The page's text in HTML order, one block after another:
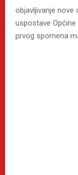
objavljivanje nove
uspostave
prvog spomena